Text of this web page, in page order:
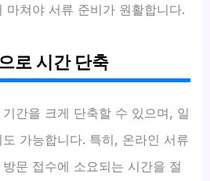
마쳐야 서류 준비가 원활합니다.
로 시간 단축
간을 크게 단축할 수 있으며, 일
가능합니다. 특히, 온라인 서류
문 접수에 소요되는 시간을 절